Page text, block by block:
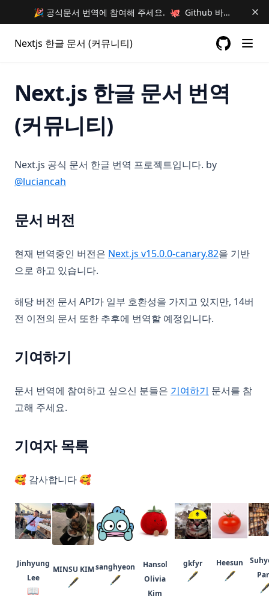
🎉 공식문서 번역에 참여해 주세요. 🐙 Github 바로가기 🐙
Nextjs 한글 문서 (커뮤니티)
Next.js 한글 문서 번역
(커뮤니티)
Next.js 공식 문서 한글 번역 프로젝트입니다. by
@luciancah
문서 버전
현재 번역중인 버전은 Next.js v15.0.0-canary.82(opens in
을 기반
으로 하고 있습니다.
해당 버전 문서 API가 일부 호환성을 가지고 있지만, 14버
전 이전의 문서 또한 추후에 번역할 예정입니다.
기여하기
문서 번역에 참여하고 싶으신 분들은 기여하기 문서를 참
고해 주세요.
기여자 목록
🥰 감사합니다 🥰
Jinhyung
Lee
📖
MINSU KIM
🖋
sanghyeon
🖋
Hansol
Olivia
Kim
gkfyr
🖋
Heesun
🖋